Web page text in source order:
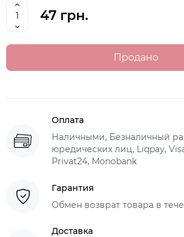
47 грн.
Продано
Оплата
Наличными, Безналичный
юредических лиц, Liqpay,
Privat24, Monobank
Гарантия
Обмен возврат товара в
Доставка